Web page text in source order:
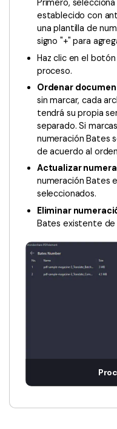
Primero,
establecido con
una plantilla de
signo "+" para
Haz clic en el
proceso.
Ordenar
sin marcar, cada
tendrá su propia
separado. Si
numeración Bates
de acuerdo al
Actualizar
numeración Bates
seleccionados.
Eliminar
Bates existente de